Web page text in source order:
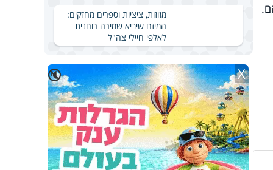
מזוזות, ציציות וספרים מחזקים:
המיזם שיביא שמירה רוחנית
לאלפי חיילי צה"ל
🔇 X